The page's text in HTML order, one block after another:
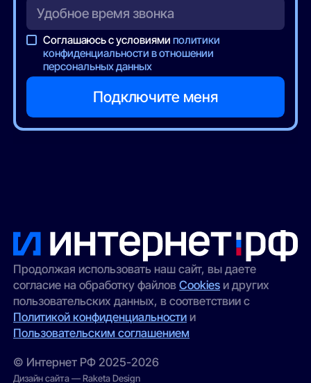
Соглашаюсь с условиямиполитики
конфиденциальности в отношении
персональных данных
Продолжая использовать наш сайт, вы даете
согласие на обработку файловCookies и других
пользовательских данных, в соответствии с
Политикой конфиденциальности и
Пользовательским соглашением
© Интернет РФ 2025-2026
Дизайн сайта — Raketa Design